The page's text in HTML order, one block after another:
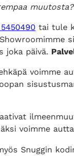
tai tule
joka päivä.
voimme
voimme
Snuggin